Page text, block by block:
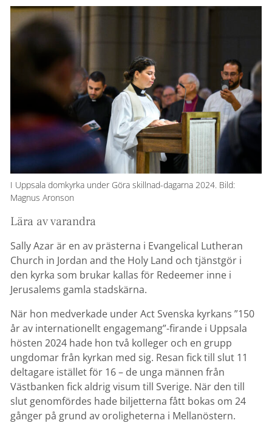
I Uppsala domkyrka under Göra skillnad-dagarna 2024. Bild:
Magnus Aronson
Lära av varandra
Sally Azar är en av prästerna i Evangelical Lutheran
Church in Jordan and the Holy Land och tjänstgör i
den kyrka som brukar kallas för Redeemer inne i
Jerusalems gamla stadskärna.
När hon medverkade under Act Svenska kyrkans ”150
år av internationellt engagemang”-firande i Uppsala
hösten 2024 hade hon två kolleger och en grupp
ungdomar från kyrkan med sig. Resan fick till slut 11
deltagare istället för 16 – de unga männen från
Västbanken fick aldrig visum till Sverige. När den till
slut genomfördes hade biljetterna fått bokas om 24
gånger på grund av oroligheterna i Mellanöstern.